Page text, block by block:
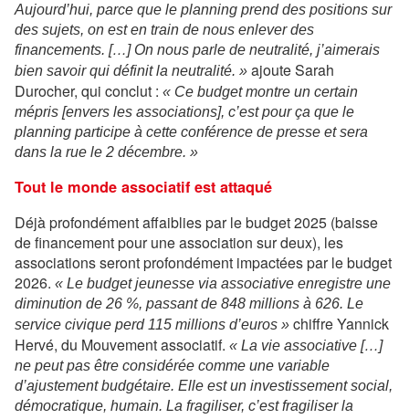
Aujourd’hui, parce que le planning prend des positions sur
des sujets, on est en train de nous enlever des
financements. […] On nous parle de neutralité, j’aimerais
bien savoir qui définit la neutralité. » ajoute Sarah
Durocher, qui conclut : « Ce budget montre un certain
mépris [envers les associations], c’est pour ça que le
planning participe à cette conférence de presse et sera
dans la rue le 2 décembre. »
Tout le monde associatif est attaqué
Déjà profondément affaiblies par le budget 2025 (baisse
de financement pour une association sur deux), les
associations seront profondément impactées par le budget
2026. « Le budget jeunesse via associative enregistre une
diminution de 26 %, passant de 848 millions à 626. Le
service civique perd 115 millions d’euros » chiffre Yannick
Hervé, du Mouvement associatif. « La vie associative […]
ne peut pas être considérée comme une variable
d’ajustement budgétaire. Elle est un investissement social,
démocratique, humain. La fragiliser, c’est fragiliser la